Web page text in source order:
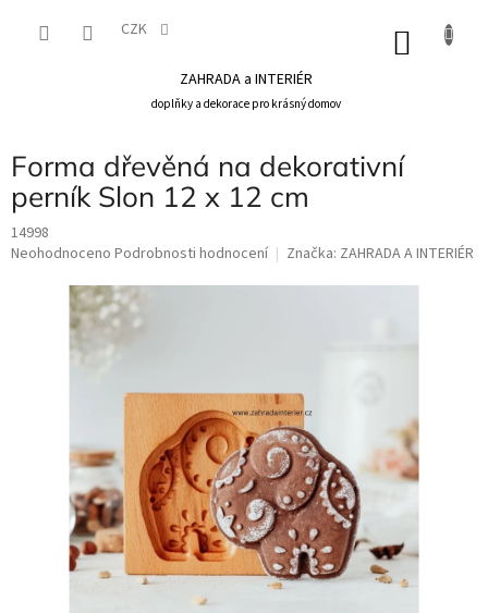
CZK
ZAHRADA a INTERIÉR
doplňky a dekorace pro krásný domov
Forma dřevěná na dekorativní
perník Slon 12 x 12 cm
14998
Průměrné
Neohodnoceno Podrobnosti hodnocení Značka: ZAHRADA A INTERIÉR